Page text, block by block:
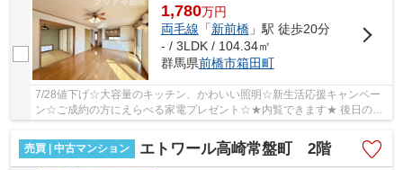
1,780万円
両毛線 「新前橋」駅 徒歩20分
- / 3LDK / 104.34㎡
群馬県前橋市箱田町
7/28値下げ☆大容量のキッチン、かわいい照明☆新生活応援キャンペー
ン☆ご成約の方にえらべる家電プレゼント☆★内覧できます★ 後日の内
覧予約も出来ます！内覧をご希望の方や住宅ローンの...
売買 | 中古マンション
エトワール高崎常盤町 2階